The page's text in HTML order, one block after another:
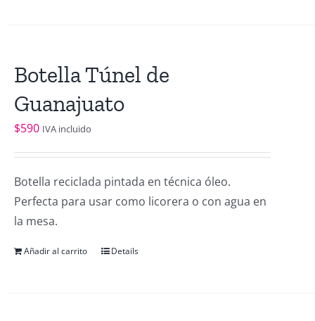
Botella Túnel de
Guanajuato
$590 IVA incluido
Botella reciclada pintada en técnica óleo.
Perfecta para usar como licorera o con agua en
la mesa.
Añadir al carrito Details